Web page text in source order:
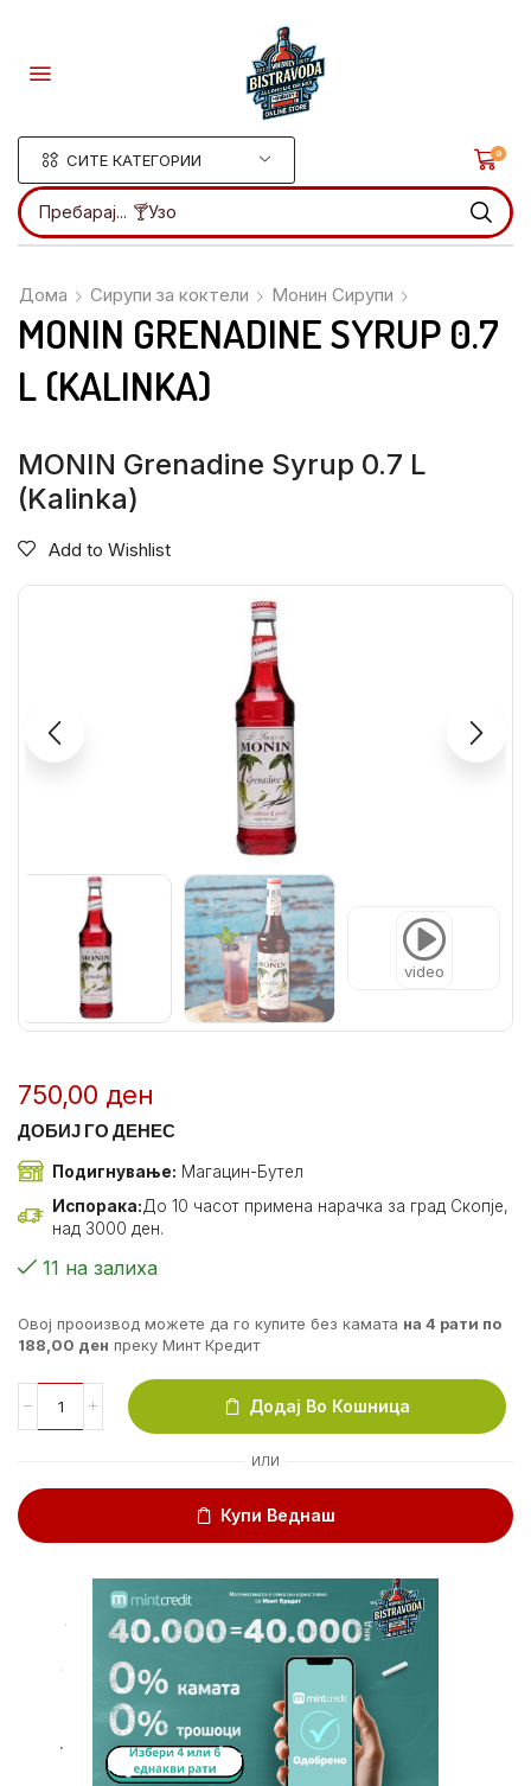
СИТЕ КАТЕГОРИИ
Пребарај... 🍸Ликери
0
Дома Сирупи за коктели Монин Сирупи
MONIN GRENADINE SYRUP 0.7
L (KALINKA)
MONIN Grenadine Syrup 0.7 L
(kalinka)
Add to Wishlist
video
750,00 ден
ДОБИЈ ГО ДЕНЕС
Подигнување: Магацин-Бутел
Испорака:До 10 часот примена нарачка за град Скопје,
над 3000 ден.
11 на залиха
Овој прооизвод можете да го купите без камата на 4 рати по
188,00 ден преку Минт Кредит
Додај Во Кошница
ИЛИ
Купи Веднаш
.
.
.